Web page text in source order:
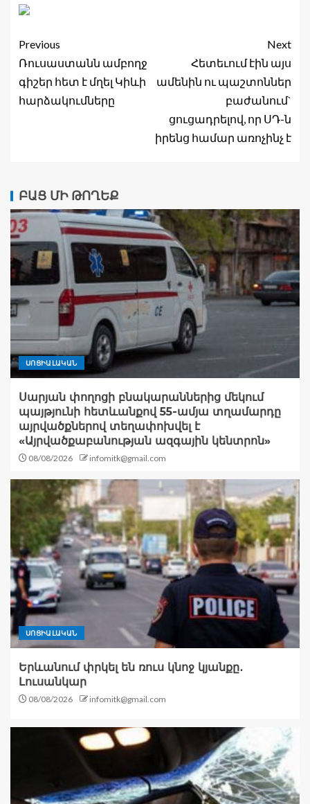
Previous
Ռուսաստանն ամբողջ
գիշեր հետ է մղել Կիևի
հարձակումները
Next
Հետեւում էին այս
ամենին ու պաշտոններ
բաժանում`
ցուցադրելով, որ ՍԴ-ն
իրենց համար առոչինչ է
ԲԱՑ ՄԻ ԹՈՂԵՔ
ՍՈՑԻԱԼԱԿԱՆ
Սարյան փողոցի բնակարաններից մեկում
պայթյունի հետևանքով 55-ամյա տղամարդը
այրվածքներով տեղափոխվել է
«Այրվածքաբանության ազգային կենտրոն»
08/08/2026 infomitk@gmail.com
ՍՈՑԻԱԼԱԿԱՆ
Երևանում փրկել են ռուս կնոջ կյանքը․
Լուսանկար
08/08/2026 infomitk@gmail.com